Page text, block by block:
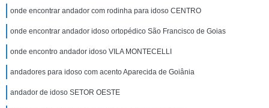
onde encontrar andador com rodinha para idoso CENTRO
onde encontrar andador idoso ortopédico São Francisco de Goias
onde encontro andador idoso VILA MONTECELLI
andadores para idoso com acento Aparecida de Goiânia
andador de idoso SETOR OESTE